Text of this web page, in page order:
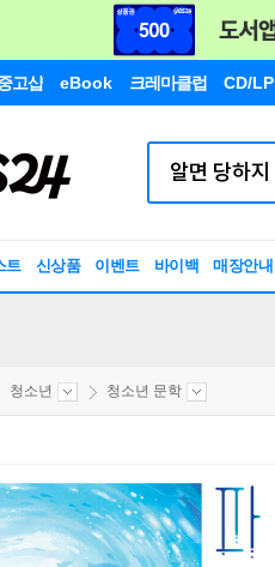
고샵 eBook 크레마클럽 CD/LP
트 신상품 이벤트 바이백 매장안내
청소년 청소년 문학